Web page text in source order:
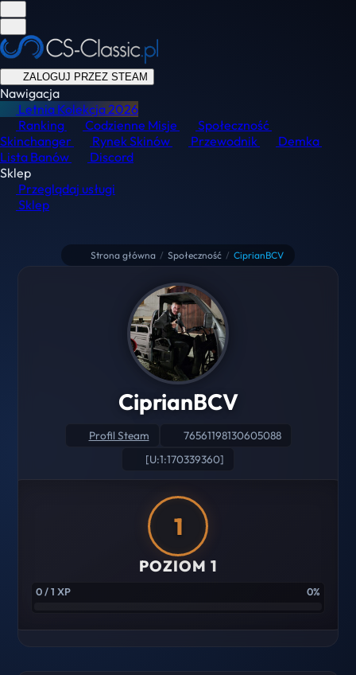
ZALOGUJ PRZEZ STEAM
Nawigacja
Letnia Kolekcja2026
Ranking
Codzienne Misje
Społeczność
Skinchanger
Rynek Skinów Przewodnik
Demka
Lista Banów
Discord
Sklep
Przeglądaj usługi
Sklep
Strona główna / Społeczność / CiprianBCV
CiprianBCV
Profil Steam
76561198130605088
[U:1:170339360]
1
POZIOM 1
0 / 1 XP 0%